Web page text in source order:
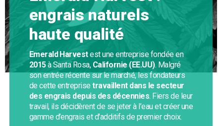
engrais naturels
haute qualité
Emerald Harvestest une entreprise fondée en
2015à Santa Rosa, Californie (EE.UU). Malgré
son entrée récente sur le marché, les fondateurs
de cette entreprisetravaillent dans le secteur
des engrais depuis des décennies. Fiers de leur
travail, ils décidèrent de se jeter à l’eau et créer une
gamme d’engrais et d'additifs de premier choix.